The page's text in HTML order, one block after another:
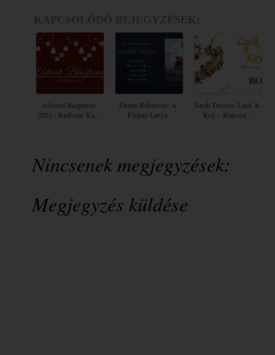
Adventi Blogturné
2021 - Kedvenc Ka...
Emma Robinson: A
Férjem Lánya
Sarah Dessen: Lock ​&
Key – Kulcsra...
Nincsenek megjegyzések:
Megjegyzés küldése